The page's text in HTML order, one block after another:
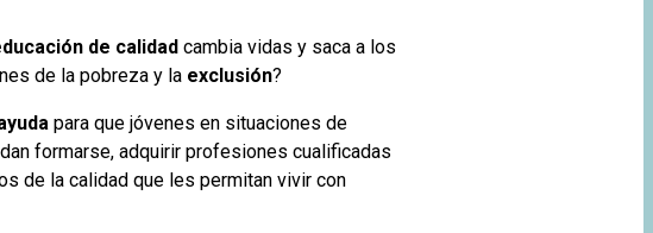
de calidadcambia vidas y saca a los
de la pobreza y la exclusión?
para que jóvenes en situaciones de
formarse, adquirir profesiones cualificadas
de la calidad que les permitan vivir con